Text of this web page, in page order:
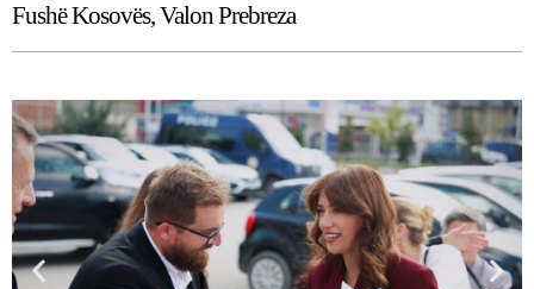
Fushë Kosovës, Valon Prebreza